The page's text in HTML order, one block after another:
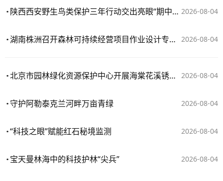
2026-08-04
陕西西安野生鸟类保护三年行动交出亮眼“期中卷”
2026-08-04
湖南株洲召开森林可持续经营项目作业设计专家评审会
2026-08-04
北京市园林绿化资源保护中心开展海棠花溪锈病防控“回头看”
2026-08-04
守护阿勒泰克兰河畔万亩青绿
2026-08-04
“科技之眼”赋能红石秘境监测
2026-08-04
宝天曼林海中的科技护林“尖兵”